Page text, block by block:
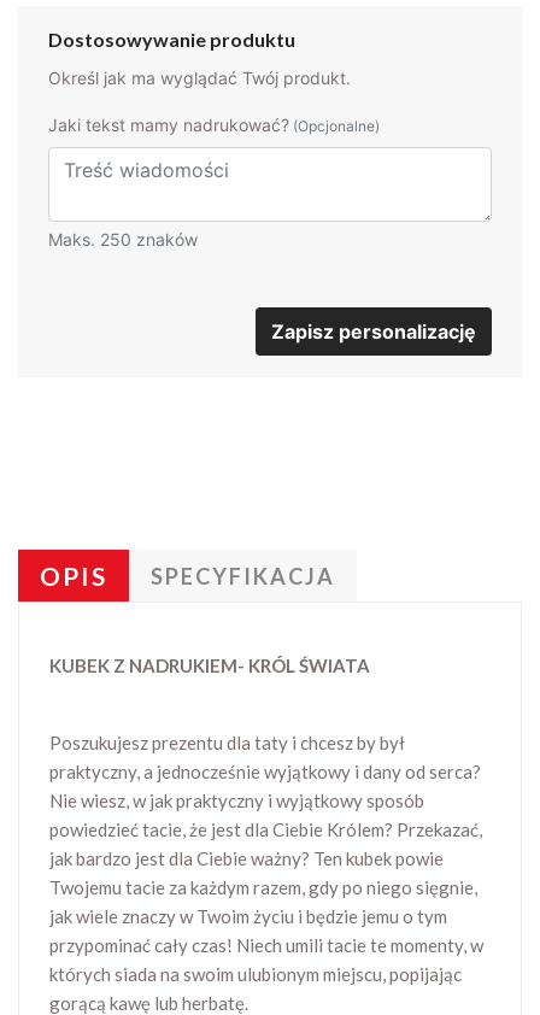
Dostosowywanie produktu
Określ jak ma wyglądać Twój produkt.
Jaki tekst mamy nadrukować? (Opcjonalne)
Maks. 250 znaków
Zapisz personalizację
OPIS SPECYFIKACJA
KUBEK Z NADRUKIEM- KRÓL ŚWIATA
Poszukujesz prezentu dla taty i chcesz by był
praktyczny, a jednocześnie wyjątkowy i dany od serca?
Nie wiesz, w jak praktyczny i wyjątkowy sposób
powiedzieć tacie, że jest dla Ciebie Królem? Przekazać,
jak bardzo jest dla Ciebie ważny? Ten kubek powie
Twojemu tacie za każdym razem, gdy po niego sięgnie,
jak wiele znaczy w Twoim życiu i będzie jemu o tym
przypominać cały czas! Niech umili tacie te momenty, w
których siada na swoim ulubionym miejscu, popijając
gorącą kawę lub herbatę.